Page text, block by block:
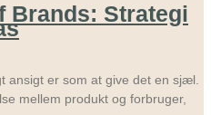
Brands: Strategi
ansigt er som at give det en sjæl.
mellem produkt og forbruger,